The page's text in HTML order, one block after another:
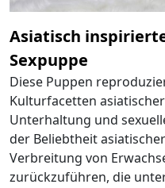
Asiatisch
Sexpuppe
Diese Puppen
Kulturfacetten
Unterhaltung und
der Beliebtheit
Verbreitung von
zurückzuführen, die